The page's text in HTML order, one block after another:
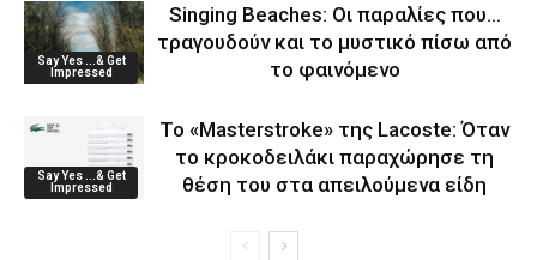
Say Yes ...& Get
Impressed
Singing Beaches: Οι παραλίες που…
τραγουδούν και το μυστικό πίσω από
το φαινόμενο
Say Yes ...& Get
Impressed
Το «Masterstroke» της Lacoste: Όταν
το κροκοδειλάκι παραχώρησε τη
θέση του στα απειλούμενα είδη